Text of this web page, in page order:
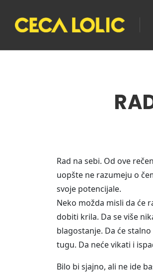
Rad na sebi. Od ove
uopšte ne razumeju o
svoje potencijale.
Neko možda misli da će
dobiti krila. Da se više
blagostanje. Da će
tugu. Da neće vikati i
Bilo bi sjajno, ali ne ide